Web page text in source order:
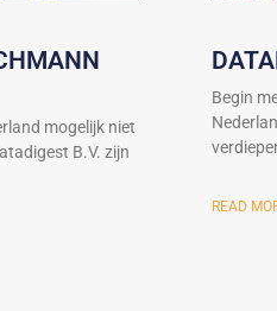
mogelijk niet
B.V. zijn
Begin
READ